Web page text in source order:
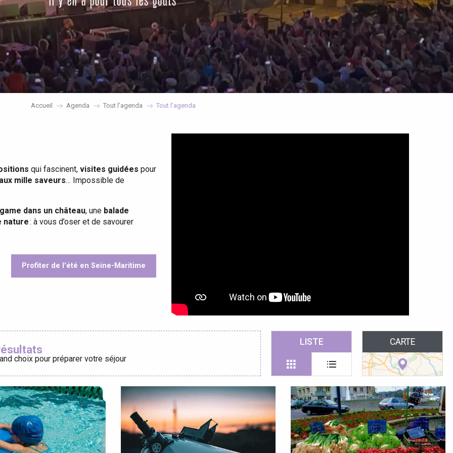
Accueil Agenda Tout l’agenda Tout l’agenda
qui fascinent, visites guidées pour
mille saveurs… Impossible de
dans un château, une balade
nature: à vous d’oser et de savourer
Profiter de l'été en Seine-Maritime
choix pour préparer votre séjour
LISTE CARTE